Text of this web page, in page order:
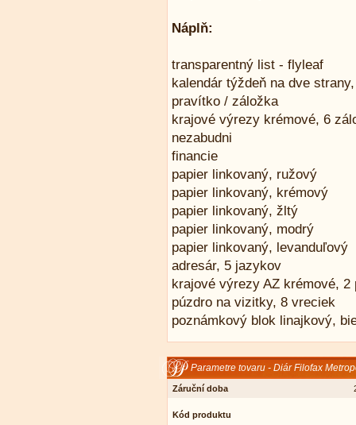
Náplň:
transparentný list - flyleaf
kalendár týždeň na dve
pravítko / záložka
krajové výrezy krémové, 6
nezabudni
financie
papier linkovaný, ružový
papier linkovaný, krémový
papier linkovaný, žltý
papier linkovaný, modrý
papier linkovaný, levanduľový
adresár, 5 jazykov
krajové výrezy AZ krémové, 2
púzdro na vizitky, 8 vreciek
poznámkový blok linajkový,
Parametre tovaru - Diár Filofax
Záruční doba
Kód produktu